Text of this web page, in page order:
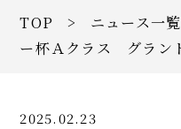
TOP > ニュース一覧
ー杯Ａクラス グラン
2025.02.23